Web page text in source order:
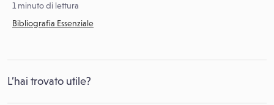
1 minuto di lettura
Bibliografia Essenziale
L’hai trovato utile?